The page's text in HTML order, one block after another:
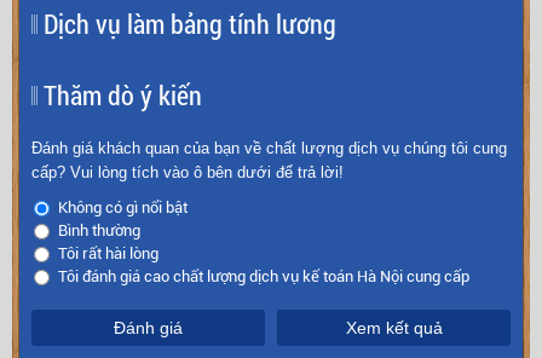
Dịch vụ làm bảng tính lương
Thăm dò ý kiến
Đánh giá khách quan của bạn về chất lượng dịch vụ chúng tôi cung
cấp? Vui lòng tích vào ô bên dưới để trả lời!
Không có gì nổi bật
Bình thường
Tôi rất hài lòng
Tôi đánh giá cao chất lượng dịch vụ kế toán Hà Nội cung cấp
Đánh giá Xem kết quả